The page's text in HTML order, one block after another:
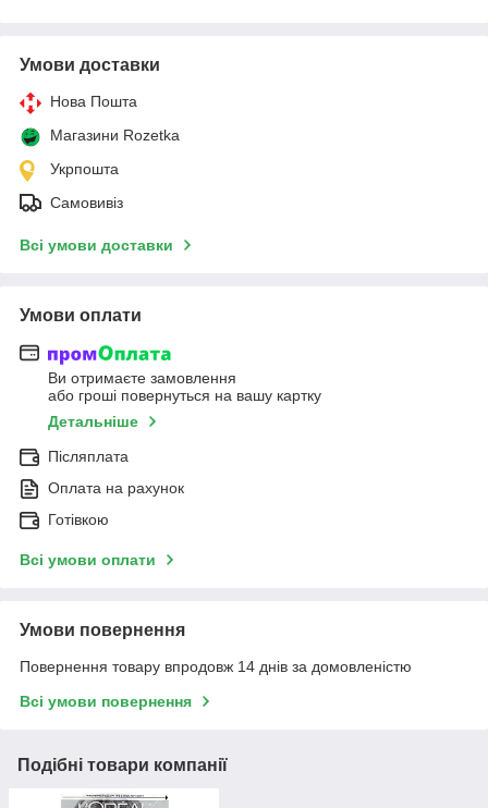
Умови доставки
Нова Пошта
Магазини Rozetka
Укрпошта
Самовивіз
Всі умови доставки
Умови оплати
Ви отримаєте замовлення
або гроші повернуться на вашу картку
Детальніше
Післяплата
Оплата на рахунок
Готівкою
Всі умови оплати
Умови повернення
Повернення товару впродовж 14 днів за домовленістю
Всі умови повернення
Подібні товари компанії